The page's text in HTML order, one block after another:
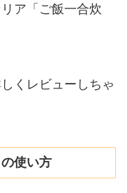
ア「ご飯一合炊
くレビューしちゃ
使い方